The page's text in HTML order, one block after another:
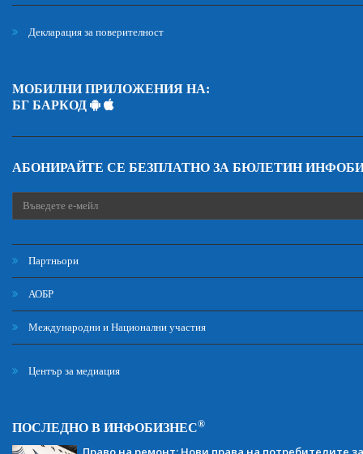
Декларация за поверителност
МОБИЛНИ ПРИЛОЖЕНИЯ НА:
БГ БАРКОД
АБОНИРАЙТЕ СЕ БЕЗПЛАТНО ЗА БЮЛЕТИН
Партньори
АОБР
Международни и Национални участия
Център за медиация
ПОСЛЕДНО В ИНФОБИЗНЕС®